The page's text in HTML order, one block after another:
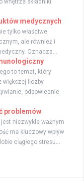
składniki
medycznych
tylko właściwe
ale również i
Oznacza...
to temat, który
większej liczby
odpowiednie
problemów
jest niezwykle ważnym
ma kluczowy wpływ
ciągłego stresu...